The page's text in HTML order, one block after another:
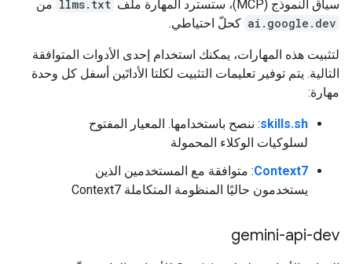
سياق النموذج (MCP)، ستسترد المهارة ملف
llms.txt من
ai.google.dev كحلّ احتياطي.
لتثبيت هذه المهارات، يمكنك استخدام إحدى الأدوات المتوافقة
التالية. يتم توفير تعليمات التثبيت لكلتا الأداتَين أسفل كل وحدة
مهارة:
skills.sh: ننصح باستخدامها. المعيار المفتوح
لسلوكيات الوكلاء المحمولة
Context7: متوافقة مع المستخدمين الذين
يستخدمون حاليًا المنظومة المتكاملة Context7
‫gemini-api-dev